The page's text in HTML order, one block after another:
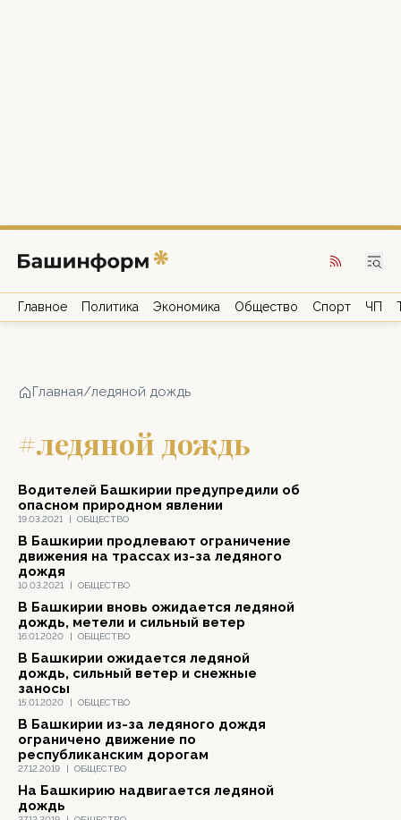
Главное Политика Экономика Общество Спорт ЧП
Главная/ледяной дождь
#ледяной дождь
19.03.2021 | ОБЩЕСТВО
Водителей Башкирии предупредили об
опасном природном явлении
10.03.2021 | ОБЩЕСТВО
В Башкирии продлевают ограничение
движения на трассах из-за ледяного
дождя
16.01.2020 | ОБЩЕСТВО
В Башкирии вновь ожидается ледяной
дождь, метели и сильный ветер
15.01.2020 | ОБЩЕСТВО
В Башкирии ожидается ледяной
дождь, сильный ветер и снежные
заносы
27.12.2019 | ОБЩЕСТВО
В Башкирии из-за ледяного дождя
ограничено движение по
республиканским дорогам
На Башкирию надвигается ледяной
дождь